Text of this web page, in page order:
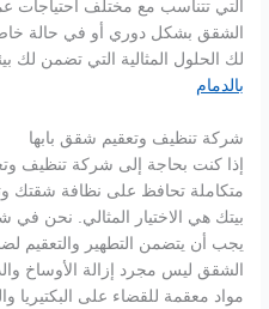
التي تتناسب مع مختلف احتياجات
الشقق بشكل دوري أو في حالة
لك الحلول المثالية التي تضمن لك
بالدمام
شركة تنظيف وتعقيم شقق بابها
إذا كنت بحاجة إلى شركة تنظيف
متكاملة تحافظ على نظافة شقتك
بيتك هي الاختيار المثالي. نحن
يجب أن يتضمن التطهير والتعقيم
الشقق ليس مجرد إزالة الأوساخ
مواد معقمة للقضاء على البكتيريا